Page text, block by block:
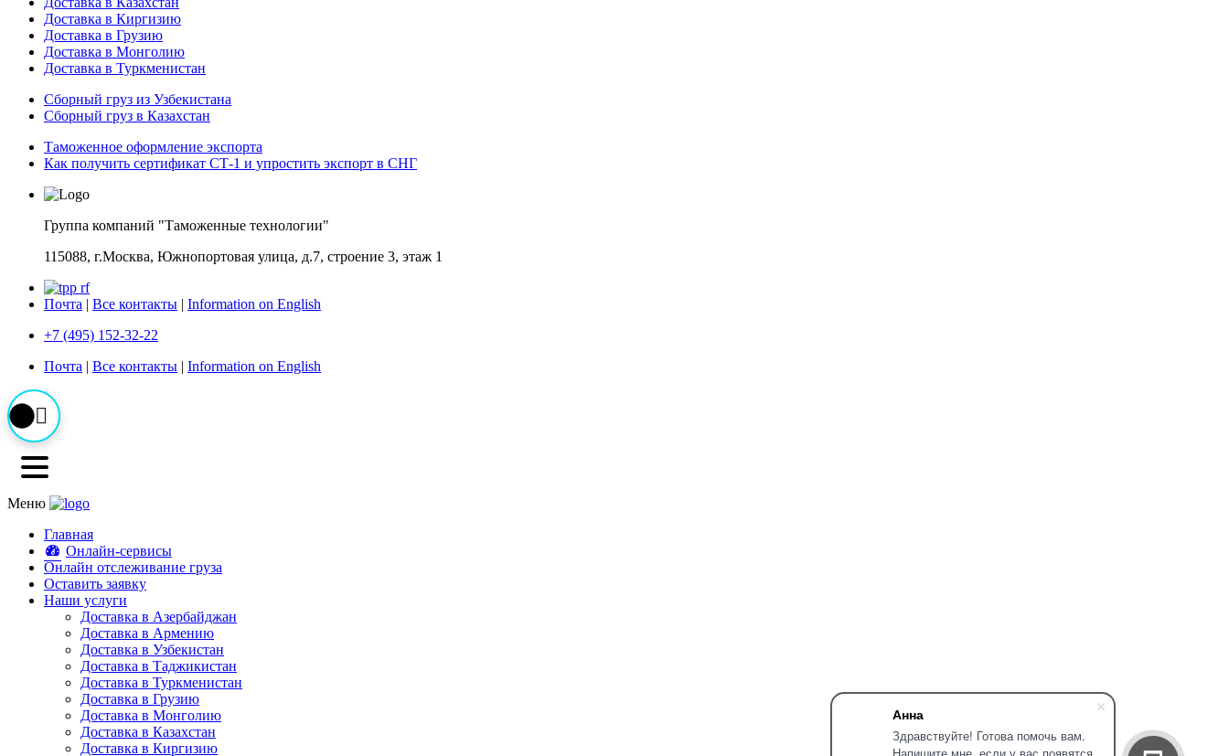
Анна
Здравствуйте! Готова помочь вам.
Доставка в Киргизию
Доставка в Грузию
Доставка в Монголию
Доставка в Туркменистан
Cборный груз из Узбекистана
Сборный груз в Казахстан
Таможенное оформление экспорта
Как получить сертификат СТ-1 и упростить экспорт в СНГ
Группа компаний "Таможенные технологии"
115088, г.Москва, Южнопортовая улица, д.7, строение 3, этаж 1
Почта | Все контакты | Information on English
+7 (495) 152-32-22
Почта | Все контакты | Information on English
Меню
Главная
Онлайн-сервисы
Онлайн отслеживание груза
Оставить заявку
Наши услуги
Доставка в Азербайджан
Доставка в Армению
Доставка в Узбекистан
Доставка в Таджикистан
Доставка в Туркменистан
Доставка в Грузию
Доставка в Монголию
Доставка в Казахстан
Доставка в Киргизию